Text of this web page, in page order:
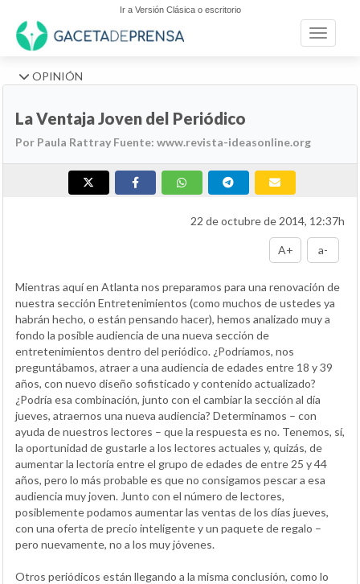
Ir a Versión Clásica o escritorio
Toggle
OPINIÓN
La Ventaja Joven del Periódico
Por Paula Rattray Fuente: www.revista-ideasonline.org
22 de octubre de 2014, 12:37h
A+ a-
Mientras aquí en Atlanta nos preparamos para una renovación de
nuestra sección Entretenimientos (como muchos de ustedes ya
habrán hecho, o están pensando hacer), hemos analizado muy a
fondo la posible audiencia de una nueva sección de
entretenimientos dentro del periódico. ¿Podríamos, nos
preguntábamos, atraer a una audiencia de edades entre 18 y 39
años, con nuevo diseño sofisticado y contenido actualizado?
¿Podría esa combinación, junto con el cambiar la sección al día
jueves, atraernos una nueva audiencia? Determinamos – con
ayuda de nuestros lectores – que la respuesta es no. Tenemos, sí,
la oportunidad de gustarle a los lectores actuales y, quizás, de
aumentar la lectoría entre el grupo de edades de entre 25 y 44
años, pero lo más probable es que no consigamos pescar a esa
audiencia muy joven. Junto con el número de lectores,
posiblemente podamos aumentar las ventas de los días jueves,
con una oferta de precio inteligente y un paquete de regalo –
pero nuevamente, no a los muy jóvenes.
Otros periódicos están llegando a la misma conclusión, como lo